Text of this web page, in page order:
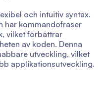
och intuitiv syntax.
har kommandofraser
vilket förbättrar
av koden. Denna
utveckling, vilket
applikationsutveckling.